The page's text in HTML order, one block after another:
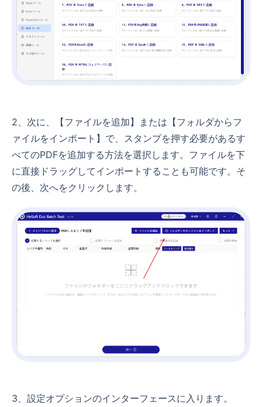
2、次に、【ファイルを追加】または【フォルダからフ
ァイルをインポート】で、スタンプを押す必要があるす
べてのPDFを追加する方法を選択します。ファイルを下
に直接ドラッグしてインポートすることも可能です。そ
の後、次へをクリックします。
3、設定オプションのインターフェースに入ります。